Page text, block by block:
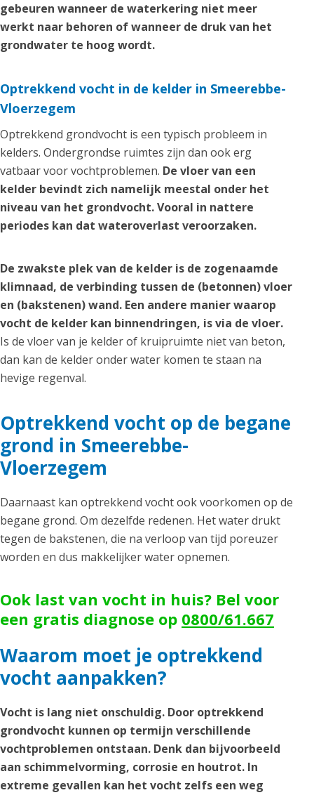
gebeuren wanneer de waterkering niet meer
werkt naar behoren of wanneer de druk van het
grondwater te hoog wordt.
Optrekkend vocht in de kelder in Smeerebbe-
Vloerzegem
Optrekkend grondvocht is een typisch probleem in
kelders. Ondergrondse ruimtes zijn dan ook erg
vatbaar voor vochtproblemen. De vloer van een
kelder bevindt zich namelijk meestal onder het
niveau van het grondvocht. Vooral in nattere
periodes kan dat wateroverlast veroorzaken.
De zwakste plek van de kelder is de zogenaamde
klimnaad, de verbinding tussen de (betonnen) vloer
en (bakstenen) wand. Een andere manier waarop
vocht de kelder kan binnendringen, is via de vloer.
Is de vloer van je kelder of kruipruimte niet van beton,
dan kan de kelder onder water komen te staan na
hevige regenval.
Optrekkend vocht op de begane
grond in Smeerebbe-
Vloerzegem
Daarnaast kan optrekkend vocht ook voorkomen op de
begane grond. Om dezelfde redenen. Het water drukt
tegen de bakstenen, die na verloop van tijd poreuzer
worden en dus makkelijker water opnemen.
Ook last van vocht in huis? Bel voor
een gratis diagnose op 0800/61.667
Waarom moet je optrekkend
vocht aanpakken?
Vocht is lang niet onschuldig. Door optrekkend
grondvocht kunnen op termijn verschillende
vochtproblemen ontstaan. Denk dan bijvoorbeeld
aan schimmelvorming, corrosie en houtrot. In
extreme gevallen kan het vocht zelfs een weg